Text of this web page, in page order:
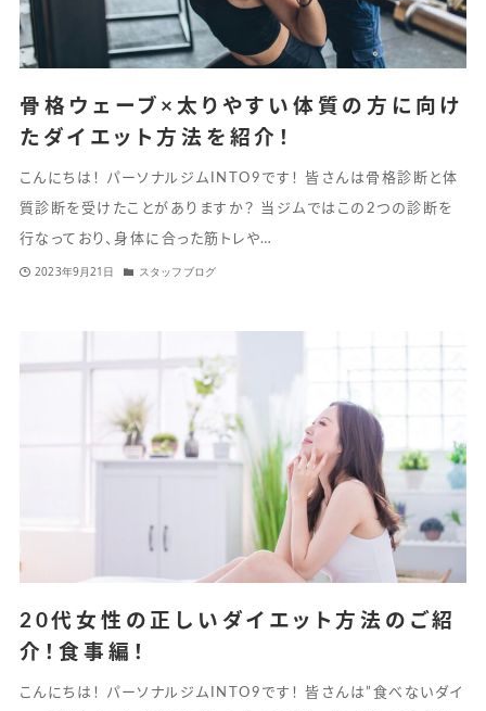
骨格ウェーブ×太りやすい体質の方に向け
たダイエット方法を紹介！
こんにちは！ パーソナルジムINTO9です！ 皆さんは骨格診断と体
質診断を受けたことがありますか？ 当ジムではこの2つの診断を
行なっており、身体に合った筋トレや…
2023年9月21日 スタッフブログ
20代女性の正しいダイエット方法のご紹
介！食事編！
こんにちは！ パーソナルジムINTO9です！ 皆さんは”食べないダイ